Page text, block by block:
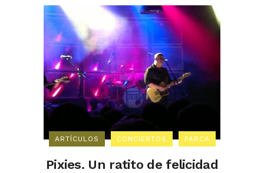
ARTÍCULOS CONCIERTOS PARCA
Pixies. Un ratito de felicidad